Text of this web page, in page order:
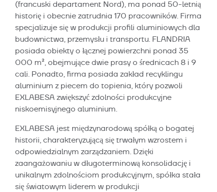
(francuski departament Nord), ma ponad 50-letnią
historię i obecnie zatrudnia 170 pracowników. Firma
specjalizuje się w produkcji profili aluminiowych dla
budownictwa, przemysłu i transportu. FLANDRIA
posiada obiekty o łącznej powierzchni ponad 35
000 m², obejmujące dwie prasy o średnicach 8 i 9
cali. Ponadto, firma posiada zakład recyklingu
aluminium z piecem do topienia, który pozwoli
EXLABESA zwiększyć zdolności produkcyjne
niskoemisyjnego aluminium.
EXLABESA jest międzynarodową spółką o bogatej
historii, charakteryzującą się trwałym wzrostem i
odpowiedzialnym zarządzaniem. Dzięki
zaangażowaniu w długoterminową konsolidację i
unikalnym zdolnościom produkcyjnym, spółka stała
się światowym liderem w produkcji